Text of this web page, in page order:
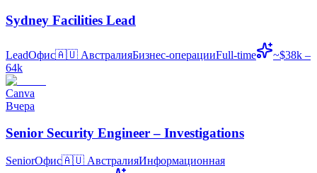
Sydney Facilities Lead
LeadОфис🇦🇺 АвстралияБизнес-операцииFull-time
~$38k –
64k
Canva
Вчера
Senior Security Engineer – Investigations
SeniorОфис🇦🇺 АвстралияИнформационная